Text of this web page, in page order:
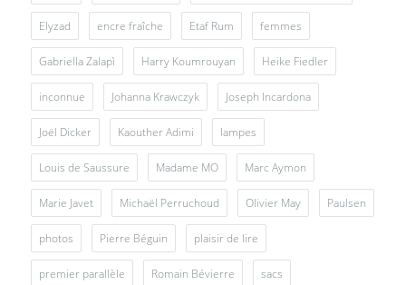
Elyzad encre fraîche Etaf Rum femmes
Gabriella Zalapì Harry Koumrouyan Heike Fiedler
inconnue Johanna Krawczyk Joseph Incardona
Joël Dicker Kaouther Adimi lampes
Louis de Saussure Madame MO Marc Aymon
Marie Javet Michaël Perruchoud Olivier May Paulsen
photos Pierre Béguin plaisir de lire
premier parallèle Romain Bévierre sacs